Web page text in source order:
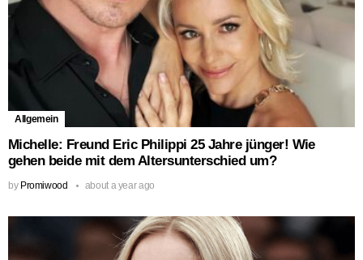
Allgemein
Michelle: Freund Eric Philippi 25 Jahre jünger! Wie
gehen beide mit dem Altersunterschied um?
by Promiwood about a year ago